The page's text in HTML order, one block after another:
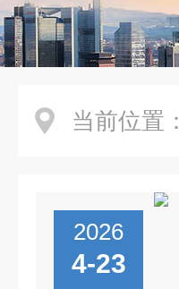
当前位置：
2026
4-23